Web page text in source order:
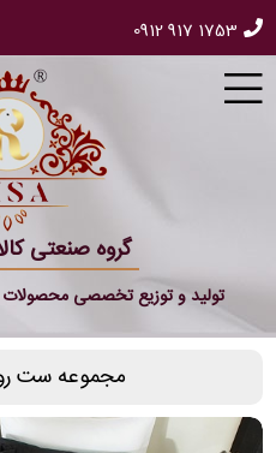
0912 917 1753
گروه صنعتی
تولید و توزیع تخصصی
مجموعه ست